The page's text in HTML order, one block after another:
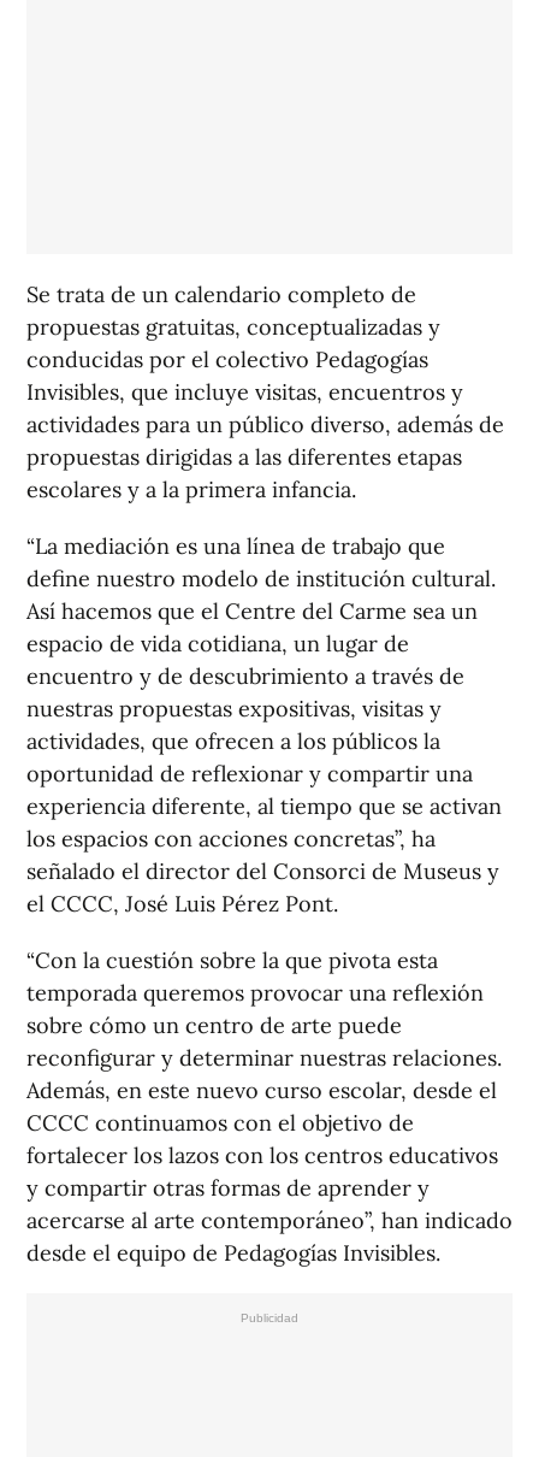
Se trata de un calendario completo de
propuestas gratuitas, conceptualizadas y
conducidas por el colectivo Pedagogías
Invisibles, que incluye visitas, encuentros y
actividades para un público diverso, además de
propuestas dirigidas a las diferentes etapas
escolares y a la primera infancia.
“La mediación es una línea de trabajo que
define nuestro modelo de institución cultural.
Así hacemos que el Centre del Carme sea un
espacio de vida cotidiana, un lugar de
encuentro y de descubrimiento a través de
nuestras propuestas expositivas, visitas y
actividades, que ofrecen a los públicos la
oportunidad de reflexionar y compartir una
experiencia diferente, al tiempo que se activan
los espacios con acciones concretas”, ha
señalado el director del Consorci de Museus y
el CCCC, José Luis Pérez Pont.
“Con la cuestión sobre la que pivota esta
temporada queremos provocar una reflexión
sobre cómo un centro de arte puede
reconfigurar y determinar nuestras relaciones.
Además, en este nuevo curso escolar, desde el
CCCC continuamos con el objetivo de
fortalecer los lazos con los centros educativos
y compartir otras formas de aprender y
acercarse al arte contemporáneo”, han indicado
desde el equipo de Pedagogías Invisibles.